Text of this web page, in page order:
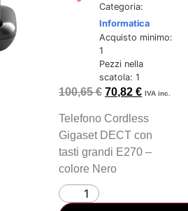
Categoria:
Informatica
Acquisto minimo:
1
Pezzi nella
scatola: 1
100,65€ 70,82€ IVA inc.
Telefono Cordless
Gigaset DECT con
tasti grandi E270 –
colore Nero